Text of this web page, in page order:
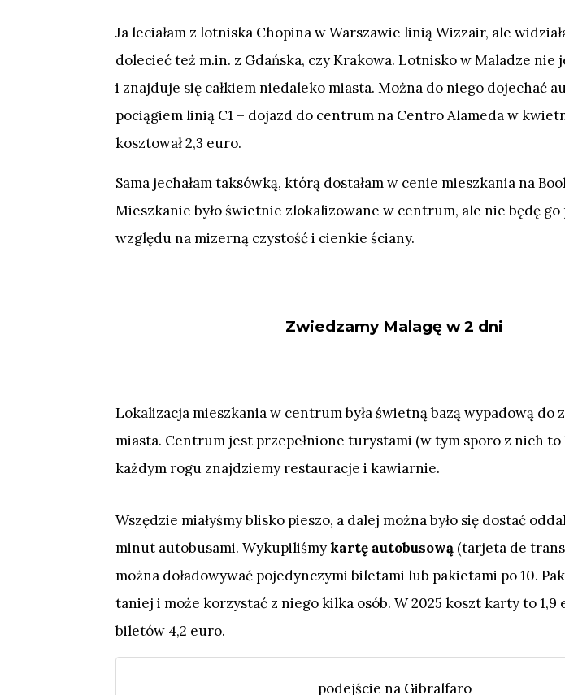
Ja leciałam z lotniska Chopina w Warszawie linią Wizzair, ale
dolecieć też m.in. z Gdańska, czy Krakowa. Lotnisko w Maladze nie
i znajduje się całkiem niedaleko miasta. Można do niego dojechać
pociągiem linią C1 – dojazd do centrum na Centro Alameda w
kosztował 2,3 euro.
Sama jechałam taksówką, którą dostałam w cenie mieszkania na
Mieszkanie było świetnie zlokalizowane w centrum, ale nie będę go
względu na mizerną czystość i cienkie ściany.
Zwiedzamy Malagę w 2 dni
Lokalizacja mieszkania w centrum była świetną bazą wypadową do
miasta. Centrum jest przepełnione turystami (w tym sporo z nich to
każdym rogu znajdziemy restauracje i kawiarnie.
Wszędzie miałyśmy blisko pieszo, a dalej można było się dostać
minut autobusami. Wykupiliśmykartę autobusową (tarjeta de
można doładowywać pojedynczymi biletami lub pakietami po 10.
taniej i może korzystać z niego kilka osób. W 2025 koszt karty to 1,9
biletów 4,2 euro.
podejście na Gibralfaro